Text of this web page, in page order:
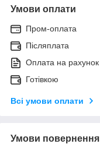
Умови оплати
Пром-оплата
Післяплата
Оплата на рахунок
Готівкою
Всі умови оплати
Умови повернення